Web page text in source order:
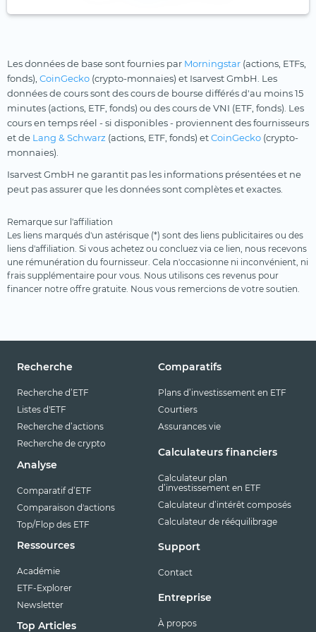
Les données de base sont fournies par Morningstar (actions, ETFs,
fonds), CoinGecko (crypto-monnaies) et Isarvest GmbH. Les
données de cours sont des cours de bourse différés d'au moins 15
minutes (actions, ETF, fonds) ou des cours de VNI (ETF, fonds). Les
cours en temps réel - si disponibles - proviennent des fournisseurs
et de Lang & Schwarz (actions, ETF, fonds) etCoinGecko (crypto-
monnaies).
Isarvest GmbH ne garantit pas les informations présentées et ne
peut pas assurer que les données sont complètes et exactes.
Remarque sur l'affiliation
Les liens marqués d'un astérisque (*) sont des liens publicitaires ou des
liens d'affiliation. Si vous achetez ou concluez via ce lien, nous recevons
une rémunération du fournisseur. Cela n'occasionne ni inconvénient, ni
frais supplémentaire pour vous. Nous utilisons ces revenus pour
financer notre offre gratuite. Nous vous remercions de votre soutien.
Recherche
Recherche d’ETF
Listes d'ETF
Recherche d’actions
Recherche de crypto
Analyse
Comparatif d’ETF
Comparaison d'actions
Top/Flop des ETF
Ressources
Académie
ETF-Explorer
Newsletter
Top Articles
Comparatifs
Plans d’investissement en ETF
Courtiers
Assurances vie
Calculateurs financiers
Calculateur plan
d’investissement en ETF
Calculateur d’intérêt composés
Calculateur de rééquilibrage
Support
Contact
Entreprise
À propos